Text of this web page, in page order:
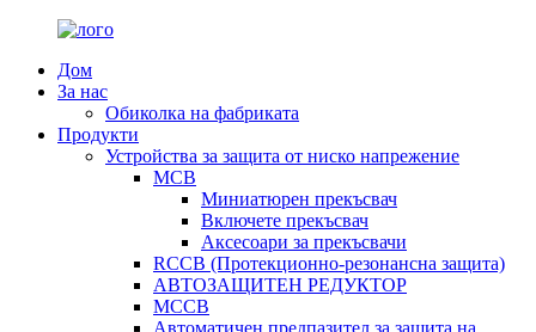
Дом
За нас
Обиколка на фабриката
Продукти
Устройства за защита от ниско напрежение
MCB
Миниатюрен прекъсвач
Включете прекъсвач
Аксесоари за прекъсвачи
RCCB (Протекционно-резонансна защита)
АВТОЗАЩИТЕН РЕДУКТОР
MCCB
Автоматичен предпазител за защита на